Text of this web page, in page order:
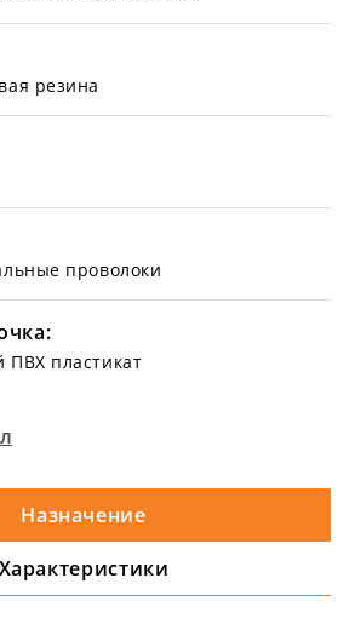
резина
проволоки
пластикат
Назначение
Характеристики